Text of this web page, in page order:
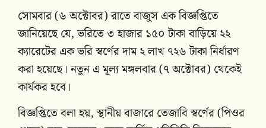
সোমবার (৬ অক্টোবর) রাতে বাজুস এক বিজ্ঞপ্তিতে
জানিয়েছে যে, ভরিতে ৩ হাজার ১৫০ টাকা বাড়িয়ে ২২
ক্যারেটের এক ভরি স্বর্ণের দাম ২ লাখ ৭২৬ টাকা নির্ধারণ
করা হয়েছে। নতুন এ মূল্য মঙ্গলবার (৭ অক্টোবর) থেকেই
কার্যকর হবে।
বিজ্ঞপ্তিতে বলা হয়, স্থানীয় বাজারে তেজাবি স্বর্ণের (পিওর